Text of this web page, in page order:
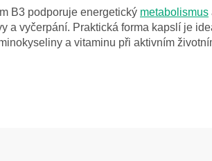
B3 podporuje energetický metabolismus
a vyčerpání. Praktická forma kapslí je
a vitaminu při aktivním